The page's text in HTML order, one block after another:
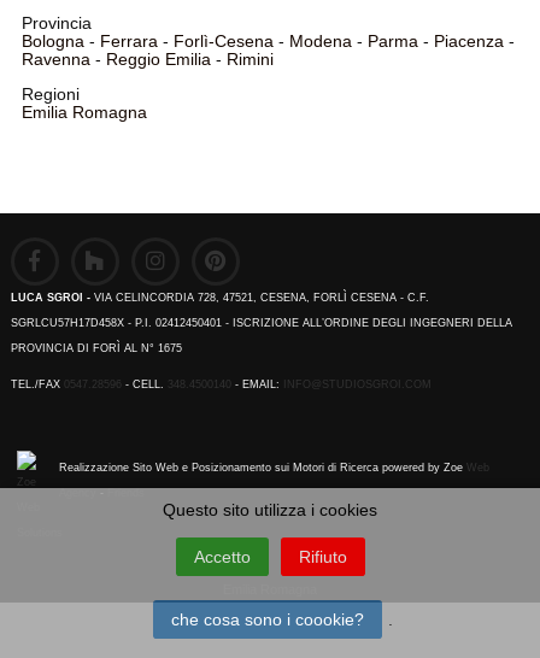
Provincia
Bologna- Ferrara- Forlì-Cesena- Modena- Parma- Piacenza-
Ravenna- Reggio Emilia- Rimini
Regioni
Emilia Romagna
LUCA SGROI - VIA CELINCORDIA 728, 47521, CESENA, FORLÌ CESENA - C.F.
SGRLCU57H17D458X - P.I. 02412450401 - ISCRIZIONE ALL’ORDINE DEGLI INGEGNERI DELLA
PROVINCIA DI FORÌ AL N° 1675
TEL./FAX 0547.28596 - CELL. 348.4500140 - EMAIL: INFO@STUDIOSGROI.COM
Realizzazione Sito Web e Posizionamento sui Motori di Ricerca powered by Zoe Web
Questo sito utilizza i cookies
Accetto Rifiuto
che cosa sono i coookie? .